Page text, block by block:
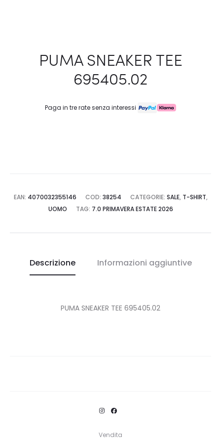
PUMA SNEAKER TEE
695405.02
Paga in tre rate senza interessi
EAN: 4070032355146 COD: 38254 CATEGORIE: SALE, T-SHIRT,
UOMO
TAG: 7.0 PRIMAVERA ESTATE 2026
Descrizione Informazioni aggiuntive
PUMA SNEAKER TEE 695405.02
Vendita